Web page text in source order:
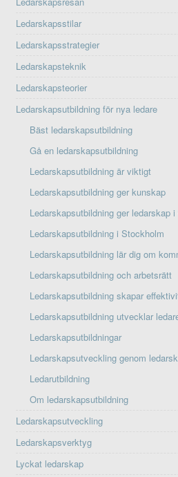
Ledarskapsstilar
Ledarskapsstrategier
Ledarskapsteknik
Ledarskapsteorier
Ledarskapsutbildning för nya ledare
Bäst ledarskapsutbildning
Gå en ledarskapsutbildning
Ledarskapsutbildning är viktigt
Ledarskapsutbildning ger kunskap
Ledarskapsutbildning ger ledarskap
Ledarskapsutbildning i Stockholm
Ledarskapsutbildning lär dig om
Ledarskapsutbildning och arbetsrätt
Ledarskapsutbildning skapar
Ledarskapsutbildning utvecklar
Ledarskapsutbildningar
Ledarskapsutveckling genom
Ledarutbildning
Om ledarskapsutbildning
Ledarskapsutveckling
Ledarskapsverktyg
Lyckat ledarskap